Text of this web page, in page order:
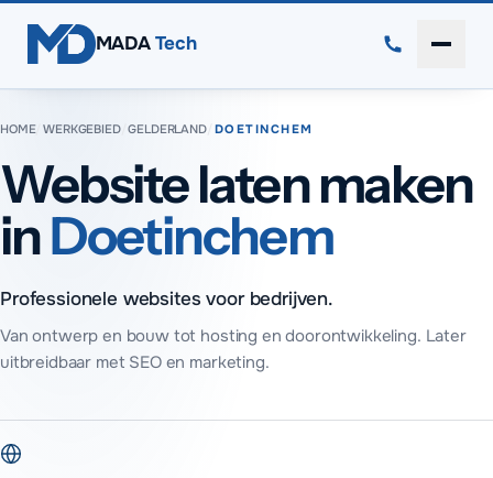
MADA Tech
HOME/WERKGEBIED/GELDERLAND/ DOETINCHEM
Website laten maken
inDoetinchem
Professionele websites voor bedrijven.
Van ontwerp en bouw tot hosting en doorontwikkeling. Later
uitbreidbaar met SEO en marketing.